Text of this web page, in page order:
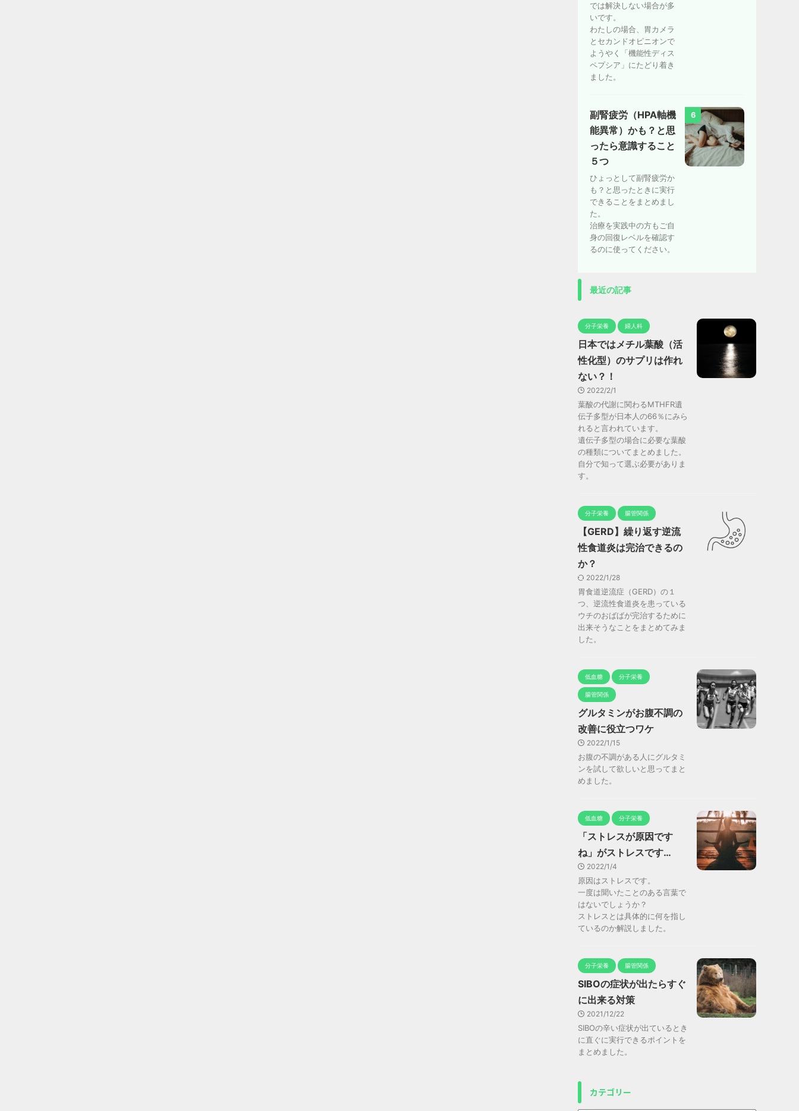
では解決しない場合が多
いです。
わたしの場合、胃カメラ
とセカンドオピニオンで
ようやく「機能性ディス
ペプシア」にたどり着き
ました。
6
副腎疲労（HPA軸機
能異常）かも？と思
ったら意識すること
５つ
ひょっとして副腎疲労か
も？と思ったときに実行
できることをまとめまし
た。
治療を実践中の方もご自
身の回復レベルを確認す
るのに使ってください。
最近の記事
分子栄養 婦人科
日本ではメチル葉酸（活
性化型）のサプリは作れ
ない？！
2022/2/1
葉酸の代謝に関わるMTHFR遺
伝子多型が日本人の66％にみら
れると言われています。
遺伝子多型の場合に必要な葉酸
の種類についてまとめました。
自分で知って選ぶ必要がありま
す。
分子栄養 腸管関係
【GERD】繰り返す逆流
性食道炎は完治できるの
か？
2022/1/28
胃食道逆流症（GERD）の１
つ、逆流性食道炎を患っている
ウチのおばばが完治するために
出来そうなことをまとめてみま
した。
低血糖 分子栄養
腸管関係
グルタミンがお腹不調の
改善に役立つワケ
2022/1/15
お腹の不調がある人にグルタミ
ンを試して欲しいと思ってまと
めました。
低血糖 分子栄養
「ストレスが原因です
ね」がストレスです…
2022/1/4
原因はストレスです。
一度は聞いたことのある言葉で
はないでしょうか？
ストレスとは具体的に何を指し
ているのか解説しました。
分子栄養 腸管関係
SIBOの症状が出たらすぐ
に出来る対策
2021/12/22
SIBOの辛い症状が出ているとき
に直ぐに実行できるポイントを
まとめました。
カテゴリー